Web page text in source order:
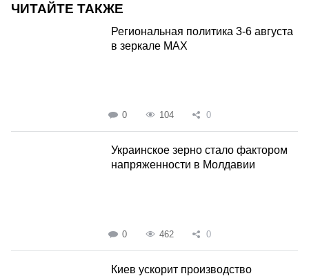
ЧИТАЙТЕ ТАКЖЕ
Региональная политика 3-6 августа
в зеркале MAX
0 104 0
Украинское зерно стало фактором
напряженности в Молдавии
0 462 0
Киев ускорит производство